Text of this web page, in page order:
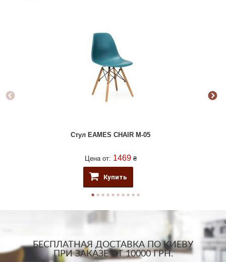
Стул EAMES CHAIR M-05
Цена от: 1469 ₴
Купить
БЕСПЛАТНАЯ ДОСТАВКА ПО КИЕВУ
ПРИ ЗАКАЗЕ ОТ 10000 ГРН.